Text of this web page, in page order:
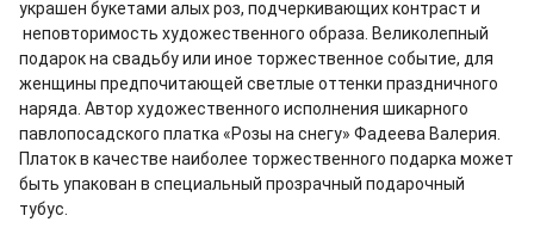
украшен букетами алых роз, подчеркивающих контраст и
неповторимость художественного образа. Великолепный
подарок на свадьбу или иное торжественное событие, для
женщины предпочитающей светлые оттенки праздничного
наряда. Автор художественного исполнения шикарного
павлопосадского платка «Розы на снегу» Фадеева Валерия.
Платок в качестве наиболее торжественного подарка может
быть упакован в специальный прозрачный подарочный
тубус.